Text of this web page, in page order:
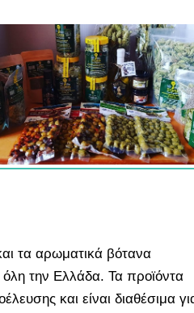
τα αρωματικά βότανα
όλη την Ελλάδα. Τα προϊόντα
και είναι διαθέσιμα